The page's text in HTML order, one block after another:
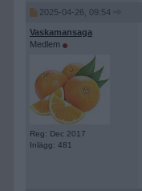
2025-04-26, 09:54
Vaskamansaga
Medlem
Reg: Dec 2017
Inlägg: 481